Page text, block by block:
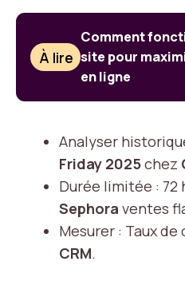
À lire
Comment
site pour
en ligne
Analyser
Friday 2025chez
Durée limitée : 72
Sephora ventes
Mesurer : Taux de
CRM.